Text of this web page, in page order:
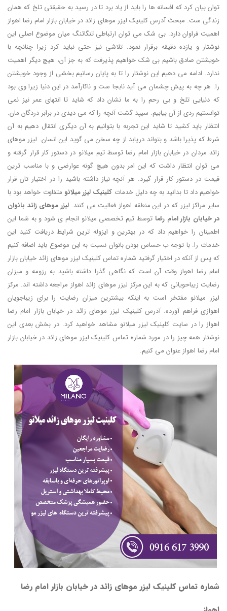
توان بیان کرد که افسانه ها را باید از یاد برد تا در رسید به حقیقتی تلخ که همان
زندگی ست. مبحث آدرس کلینیک لیزر موهای زائد در خیابان بازار امام رضا اهواز
اهمیت فراوان دارد. بی شک می توان ارتباطی تنگاتنگ میان موضوع اصلی این
نوشتار و یازده دقیقه برقرار نمود. تلاشی نیز حتی نباید کرد زیرا چنانچه با
خویشتن صادق باشیم بی شک خواهیم پذیرفت که به جز آن، هیچ دیگر اهمیت
ندارد. ادامه می دهیم این نوشتار را تا به پایان رسانیم بخشی از وجود خویشتن
را. هر چه به پیش چشمان می آید نابجا ست و ناکارآمد در این دنیا زیرا وی بود
که دنیایی تلخ و بی رحم را به ما نشان داد که شاید تا انتهای عمر نیز نمی
توانستیم ردی از آن بیابیم. سیپد گشت آنچه را که می دیدی در برابر دردگان مان.
انتظار باید کشید تا شاید این تجربه با بتوانیم به آن دیگری انتقال دهیم به آن
شرط که پذیرا باشد و بتواند دریابد از چه سخن می گوید این انسان. لیزر موهای
زائد مردان در خیابان بازار امام رضا توسط تیم میلانو در دستور کار قرار گرفته و
می توان انتظار داشت که این امر بدون هیچ گونه عوارضی و با مناسب ترین
قیمت در دستور کار قرار گیرد. هر آنچه نیاز داشته باشید را در اختیار تان قرار
خواهیم داد تا بدانید به چه دلیل خدمات کلینیک لیزر میلانو متفاوت خواهد بود با
سایر مراکز لیزر که در این منطقه اهواز فعالیت می کنند. لیزر موهای زائد بانوان
در خیابان بازار امام رضا توسط تیم تخصصی میلانو انجام ی شود و به شما این
اطمینان را خواهیم داد که در بهترین و ایزوله ترین شرایط دریافت کنید این
خدمات را. با توجه ب حساس بودن بانوان نسبت به این موضوع باید اضافه کنیم
که پس از آنکه در اختیار گرفتید شماره تماس کلینیک لیزر موهای زائد خیابان بازار
امام رضا اهواز وقت آن است که نگاهی گذرا داشته باشید به رزومه و میزان
رضایت زیباحویانی که به این مرکز لیزر موهای زائد اهواز مراجعه داشته اند. مرکز
لیزر میلانو مفتخر است به اینکه بیشترین میزان رضایت را برای زیباجویان
اهوازی فراهم آورده. آدرس کلینیک لیزر موهای زائد در خیابان بازار امام رضا
اهواز را در سایت کلینیک لیزر میلانو مشاهد خواهید کرد. در بخش بعدی این
نوشتار همه چیز را در مورد شماره تماس کلینیک لیزر موهای زائد در خیابان بازار
امام رضا اهواز عنوان می کنیم.
شماره تماس کلینیک لیزر موهای زائد در خیابان بازار امام رضا